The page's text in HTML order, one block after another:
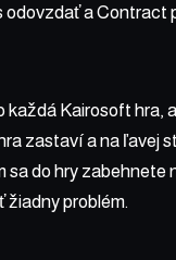
odovzdať a Contract
každá Kairosoft hra,
zastaví a na ľavej
sa do hry
žiadny problém.